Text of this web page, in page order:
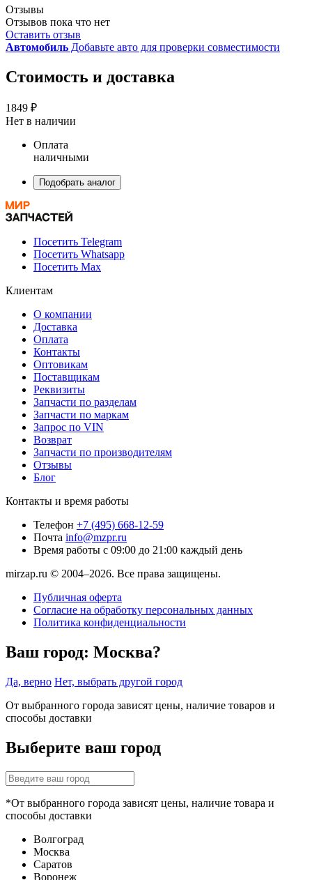
Отзывы
Отзывов пока что нет
Оставить отзыв
Автомобиль Добавьте авто для проверки совместимости
Стоимость и доставка
1849 ₽
Нет в наличии
Оплата
наличными
Подобрать аналог
Посетить Telegram
Посетить Whatsapp
Посетить Max
Клиентам
О компании
Доставка
Оплата
Контакты
Оптовикам
Поставщикам
Реквизиты
Запчасти по разделам
Запчасти по маркам
Запрос по VIN
Возврат
Запчасти по производителям
Отзывы
Блог
Контакты и время работы
Телефон +7 (495) 668-12-59
Почта info@mzpr.ru
Время работы с 09:00 до 21:00 каждый день
mirzap.ru © 2004–2026. Все права защищены.
Публичная оферта
Согласие на обработку персональных данных
Политика конфиденциальности
Ваш город: Москва?
Да, верно Нет, выбрать другой город
От выбранного города зависят цены, наличие товаров и
способы доставки
Выберите ваш город
*От выбранного города зависят цены, наличие товара и
способы доставки
Волгоград
Москва
Саратов
Воронеж